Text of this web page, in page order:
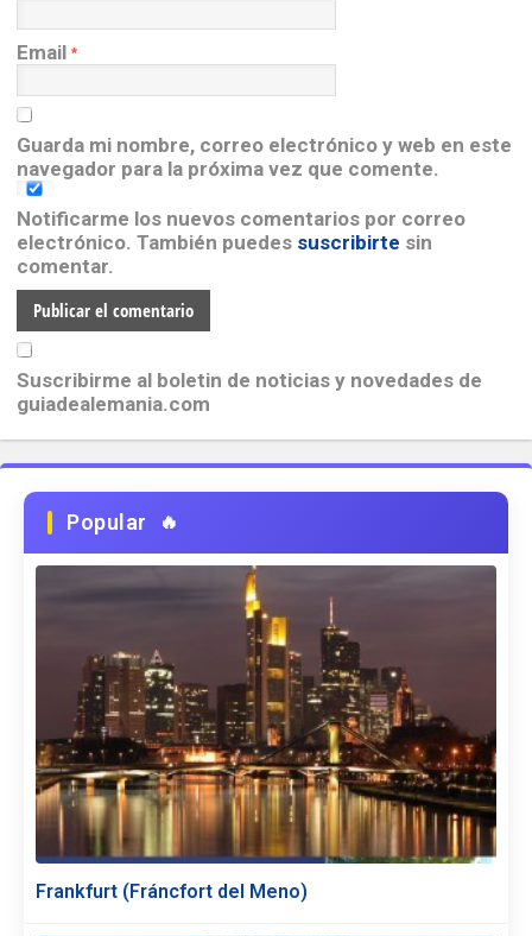
Email *
Guarda mi nombre, correo electrónico y web en este
navegador para la próxima vez que comente.
Notificarme los nuevos comentarios por correo
electrónico. También puedes suscribirte sin
comentar.
Suscribirme al boletin de noticias y novedades de
guiadealemania.com
Popular
Frankfurt (Fráncfort del Meno)